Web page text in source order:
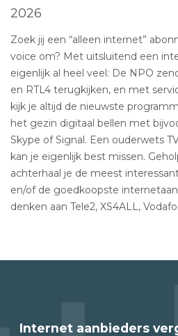
2026
Zoek jij een “alleen internet”
voice om? Met uitsluitend een
eigenlijk al heel veel: De NPO
en RTL4 terugkijken, en met
kijk je altijd de nieuwste
het gezin digitaal bellen met
Skype of Signal. Een ouderwets
kan je eigenlijk best missen.
achterhaal je de meest
en/of de goedkoopste
denken aan Tele2, XS4ALL,
Internet aanbieders